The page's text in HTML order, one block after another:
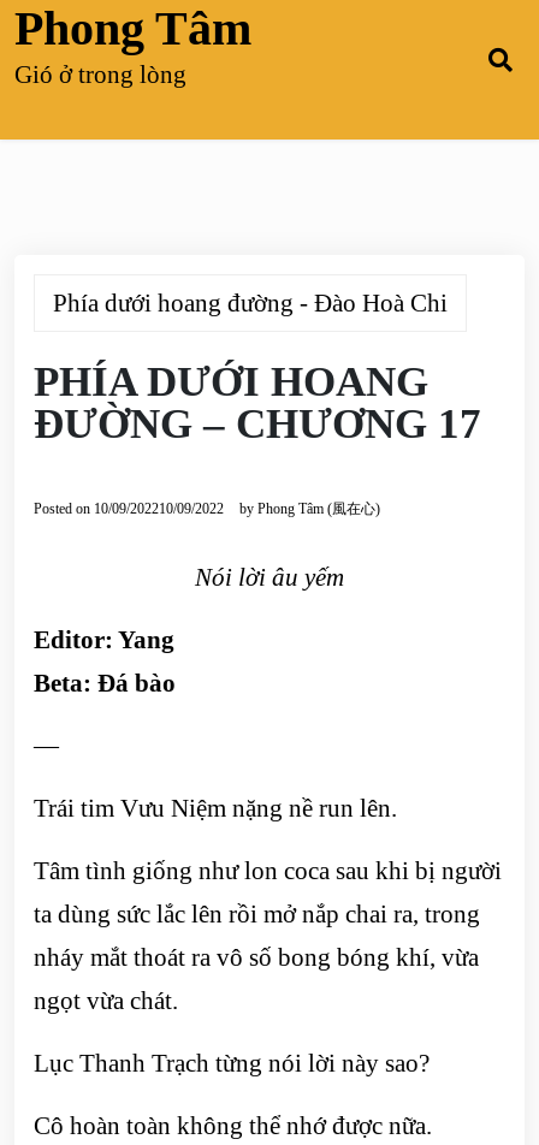
Phong Tâm
Gió ở trong lòng
Phía dưới hoang đường - Đào Hoà Chi
PHÍA DƯỚI HOANG
ĐƯỜNG – CHƯƠNG 17
Posted on 10/09/202210/09/2022 by Phong Tâm (風在心)
Nói lời âu yếm
Editor: Yang
Beta: Đá bào
—
Trái tim Vưu Niệm nặng nề run lên.
Tâm tình giống như lon coca sau khi bị người
ta dùng sức lắc lên rồi mở nắp chai ra, trong
nháy mắt thoát ra vô số bong bóng khí, vừa
ngọt vừa chát.
Lục Thanh Trạch từng nói lời này sao?
Cô hoàn toàn không thể nhớ được nữa.